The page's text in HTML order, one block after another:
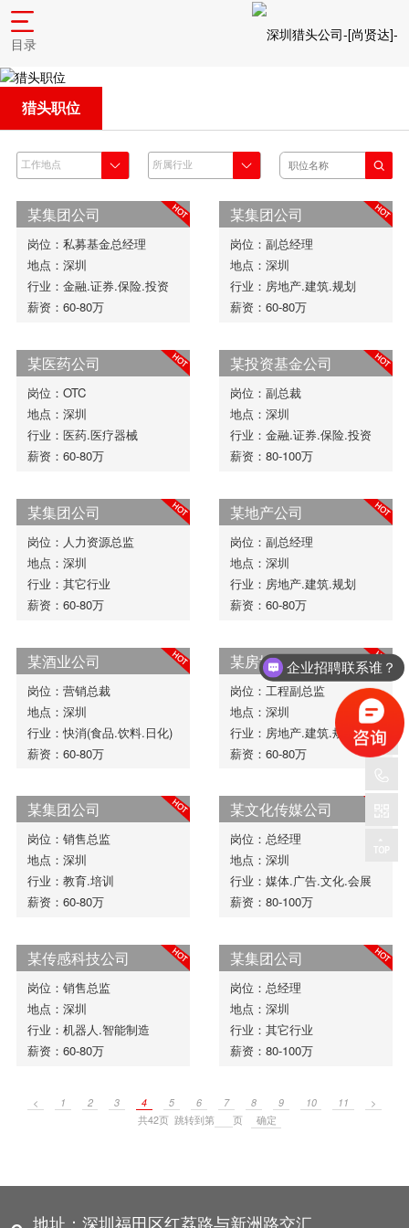
目录
猎头职位
某集团公司
岗位：私募基金总经理
地点：深圳
行业：金融.证券.保险.投资
薪资：60-80万
某集团公司
岗位：副总经理
地点：深圳
行业：房地产.建筑.规划
薪资：60-80万
某医药公司
岗位：OTC
地点：深圳
行业：医药.医疗器械
薪资：60-80万
某投资基金公司
岗位：副总裁
地点：深圳
行业：金融.证券.保险.投资
薪资：80-100万
某集团公司
岗位：人力资源总监
地点：深圳
行业：其它行业
薪资：60-80万
某地产公司
岗位：副总经理
地点：深圳
行业：房地产.建筑.规划
薪资：60-80万
某酒业公司
岗位：营销总裁
地点：深圳
行业：快消(食品.饮料.日化)
薪资：60-80万
某房地产开发公司
岗位：工程副总监
地点：深圳
行业：房地产.建筑.规划
薪资：60-80万
某集团公司
岗位：销售总监
地点：深圳
行业：教育.培训
薪资：60-80万
某文化传媒公司
岗位：总经理
地点：深圳
行业：媒体.广告.文化.会展
薪资：80-100万
某传感科技公司
岗位：销售总监
地点：深圳
行业：机器人.智能制造
薪资：60-80万
某集团公司
岗位：总经理
地点：深圳
行业：其它行业
薪资：80-100万
< 1 2 3 4 5 6 7 8 9 10 11
>
共42页 跳转到第
页
地址：深圳福田区红荔路与新洲路交汇
企业招聘联系谁？